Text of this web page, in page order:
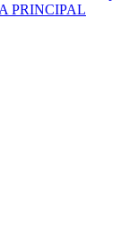
PRINCIPAL